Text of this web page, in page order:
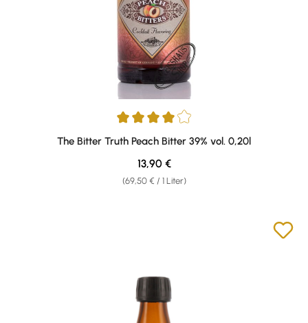
Durchschnittliche Bewertung von 4 von 5 Sternen
The Bitter Truth Peach Bitter 39% vol. 0,20l
(69,50 € / 1 Liter)
Regulärer Preis:
13,90 €